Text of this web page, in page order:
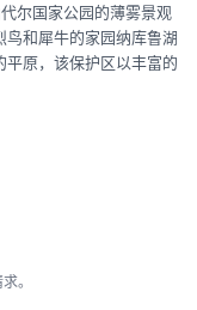
尔国家公园的薄雾景观
和犀牛的家园纳库鲁湖
原，该保护区以丰富的
。